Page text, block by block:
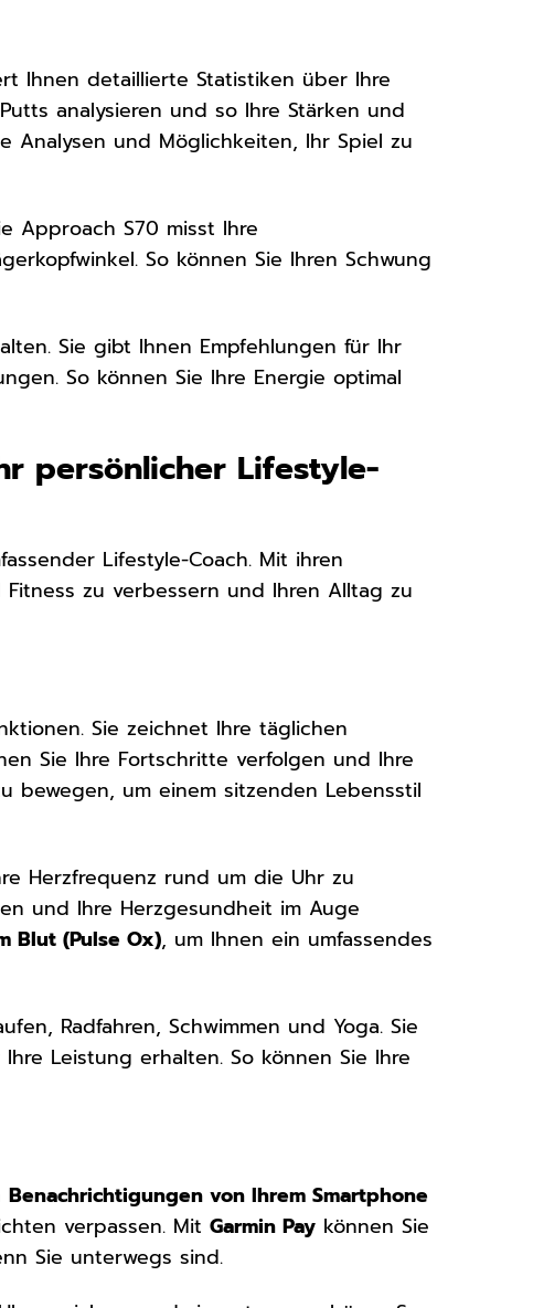
Ihnen detaillierte Statistiken über Ihre
analysieren und so Ihre Stärken und
Analysen und Möglichkeiten, Ihr Spiel zu
Approach S70 misst Ihre
So können Sie Ihren Schwung
Sie gibt Ihnen Empfehlungen für Ihr
So können Sie Ihre Energie optimal
persönlicher Lifestyle-
Lifestyle-Coach. Mit ihren
zu verbessern und Ihren Alltag zu
Sie zeichnet Ihre täglichen
Sie Ihre Fortschritte verfolgen und Ihre
bewegen, um einem sitzenden Lebensstil
Herzfrequenz rund um die Uhr zu
und Ihre Herzgesundheit im Auge
Blut (Pulse Ox), um Ihnen ein umfassendes
Radfahren, Schwimmen und Yoga. Sie
Leistung erhalten. So können Sie Ihre
Benachrichtigungen von Ihrem Smartphone
verpassen. MitGarmin Pay können Sie
Sie unterwegs sind.